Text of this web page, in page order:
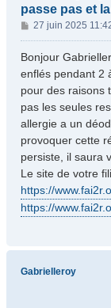
passe pas et
M
e
s
s
g
e
27 juin 2025
Bonjour
enflés pendant 2
pour des raisons
pas les seules
allergie a un
provoquer cette
persiste, il saura
Le site de votre
https://
https://
Gabrielleroy